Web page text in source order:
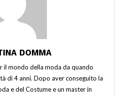
DOMMA
il mondo della moda da quando
di 4 anni. Dopo aver conseguito la
e del Costume e un master in